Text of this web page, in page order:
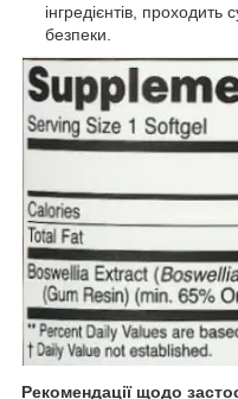
інгредієнтів, проходить
безпеки.
Рекомендації щодо